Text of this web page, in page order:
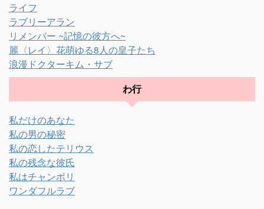
ライフ
ラブリーアラン
リメンバー ~記憶の彼方へ~
麗〈レイ〉花萌ゆる8人の皇子たち
浪漫ドクターキム・サブ
わ行
私だけのあなた
私の男の秘密
私の恋したテリウス
私の残念な彼氏
私はチャンボリ
ワンダフルラブ